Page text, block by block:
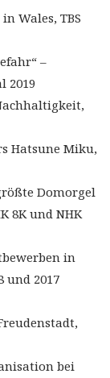
Wales, TBS
–
2019
Hatsune Miku,
Domorgel
8K und NHK
in
und 2017
bei